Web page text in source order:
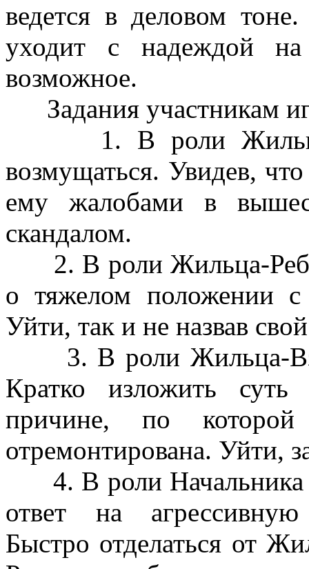
ведется в деловом
уходит с надеждой
возможное.
Задания участникам
1. В роли Жильца-
возмущаться. Увидев,
ему жалобами в
скандалом.
2. В роли Жильца-
о тяжелом положении с
Уйти, так и не назвав
3. В роли Жильца-
Кратко изложить
причине, по
отремонтирована. Уйти,
4. В роли Начальника
ответ на
Быстро отделаться от